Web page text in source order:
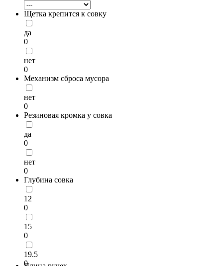
Щетка крепится к совку
да
0
нет
0
Механизм сброса мусора
нет
0
Резиновая кромка у совка
да
0
нет
0
Глубина совка
12
0
15
0
19.5
0